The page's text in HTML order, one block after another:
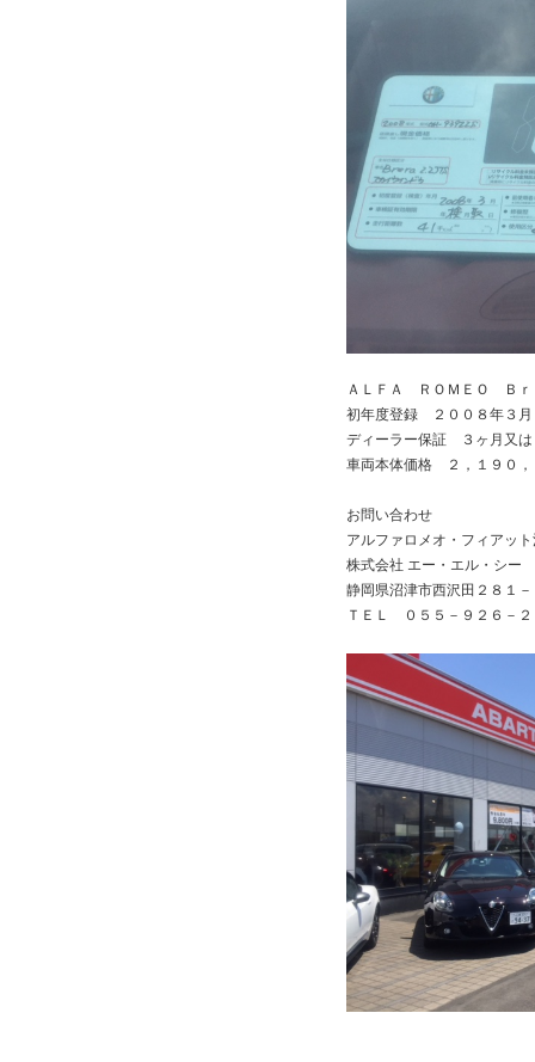
ＡＬＦＡ ＲＯＭＥＯ Ｂ
初年度登録 ２００８年３
ディーラー保証 ３ヶ月又は
車両本体価格 ２，１９０，
お問い合わせ
アルファロメオ・フィアッ
株式会社 エー・エル・シー
静岡県沼津市西沢田２８１
ＴＥＬ ０５５－９２６－２